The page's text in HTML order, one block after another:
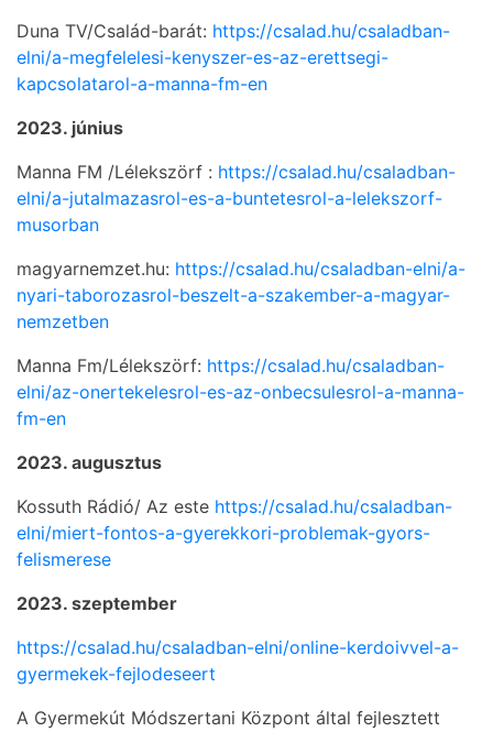
Duna TV/Család-barát: https://csalad.hu/csaladban-
elni/a-megfelelesi-kenyszer-es-az-erettsegi-
kapcsolatarol-a-manna-fm-en
2023. június
Manna FM /Lélekszörf : https://csalad.hu/csaladban-
elni/a-jutalmazasrol-es-a-buntetesrol-a-lelekszorf-
musorban
magyarnemzet.hu: https://csalad.hu/csaladban-elni/a-
nyari-taborozasrol-beszelt-a-szakember-a-magyar-
nemzetben
Manna Fm/Lélekszörf: https://csalad.hu/csaladban-
elni/az-onertekelesrol-es-az-onbecsulesrol-a-manna-
fm-en
2023. augusztus
Kossuth Rádió/ Az este https://csalad.hu/csaladban-
elni/miert-fontos-a-gyerekkori-problemak-gyors-
felismerese
2023. szeptember
https://csalad.hu/csaladban-elni/online-kerdoivvel-a-
gyermekek-fejlodeseert
A Gyermekút Módszertani Központ által fejlesztett